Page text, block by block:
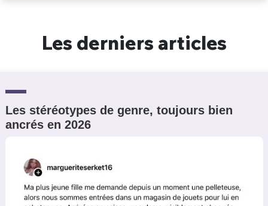
Les derniers articles
Les stéréotypes de genre, toujours bien
ancrés en 2026